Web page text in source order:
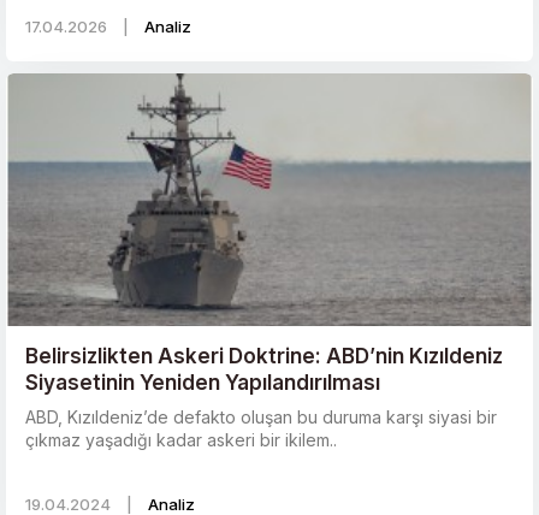
17.04.2026 Analiz
Belirsizlikten Askeri Doktrine: ABD’nin Kızıldeniz
Siyasetinin Yeniden Yapılandırılması
ABD, Kızıldeniz’de defakto oluşan bu duruma karşı siyasi bir
çıkmaz yaşadığı kadar askeri bir ikilem..
19.04.2024 Analiz